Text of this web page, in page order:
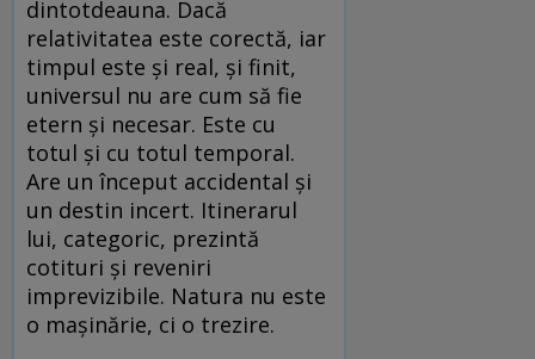
dintotdeauna. Dacă
relativitatea este corectă, iar
timpul este și real, și finit,
universul nu are cum să fie
etern și necesar. Este cu
totul și cu totul temporal.
Are un început accidental și
un destin incert. Itinerarul
lui, categoric, prezintă
cotituri și reveniri
imprevizibile. Natura nu este
o mașinărie, ci o trezire.